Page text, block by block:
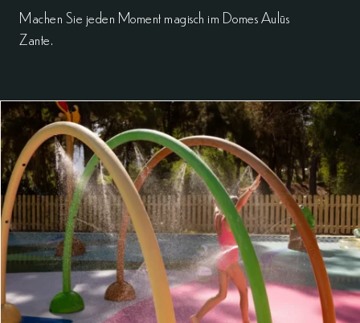
Machen Sie jeden Moment magisch im Domes Aulūs
Zante.